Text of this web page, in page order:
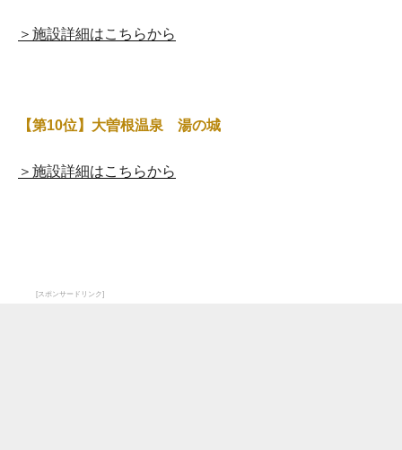
＞施設詳細はこちらから
【第10位】大曽根温泉 湯の城
＞施設詳細はこちらから
[スポンサードリンク]